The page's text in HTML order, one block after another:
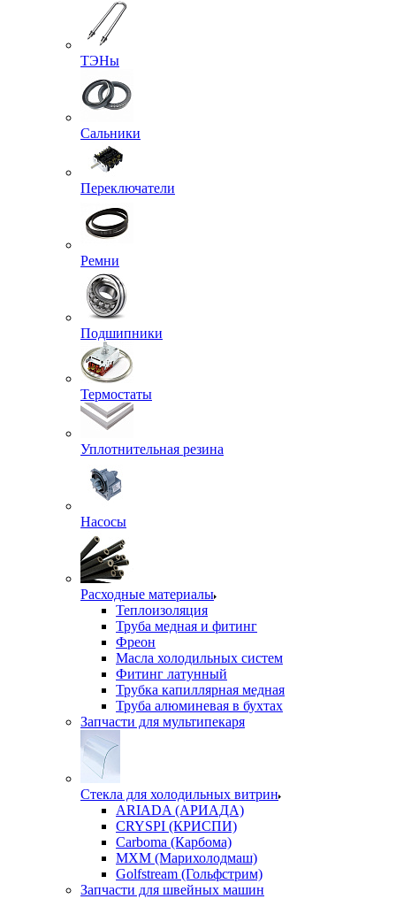
ТЭНы
Сальники
Переключатели
Ремни
Подшипники
Термостаты
Уплотнительная резина
Насосы
Расходные материалы
Теплоизоляция
Труба медная и фитинг
Фреон
Масла холодильных систем
Фитинг латунный
Трубка капиллярная медная
Труба алюминевая в бухтах
Запчасти для мультипекаря
Стекла для холодильных витрин
ARIADA (АРИАДА)
CRYSPI (КРИСПИ)
Carboma (Карбома)
MXM (Марихолодмаш)
Golfstream (Гольфстрим)
Запчасти для швейных машин